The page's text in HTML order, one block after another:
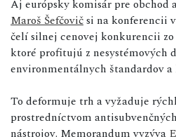
Aj európsky komisár pre obchod
Maroš Šefčovičsi na konferencii
čelí silnej cenovej konkurencii
ktoré profitujú z nesystémových
environmentálnych štandardov
To deformuje trh a vyžaduje
prostredníctvom
nástrojov. Memorandum vyzýva